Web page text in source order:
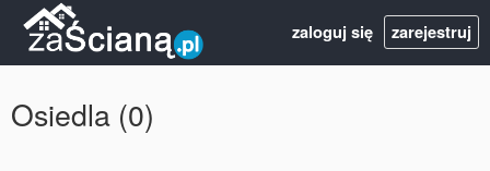
zaloguj się zarejestruj
Osiedla (0)